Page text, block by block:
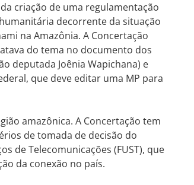
criação de uma regulamentação
decorrente da situação
na Amazônia. A Concertação
do tema no documento dos
deputada Joênia Wapichana) e
que deve editar uma MP para
amazônica. A Concertação tem
de tomada de decisão do
de Telecomunicações (FUST), que
da conexão no país.